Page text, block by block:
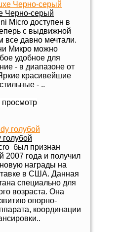
Черно-серый
Micro доступен в
с выдвижной
давно мечтали.
Микро можно
удобное для
- в диапазоне от
красивейшие
- ..
был признан
2007 года и получил
награды на
в США. Данная
специально для
возраста. Она
опорно-
координации